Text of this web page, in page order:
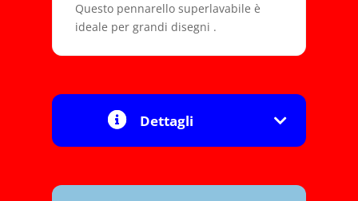
Questo pennarello superlavabile è
ideale per grandi disegni .
Dettagli